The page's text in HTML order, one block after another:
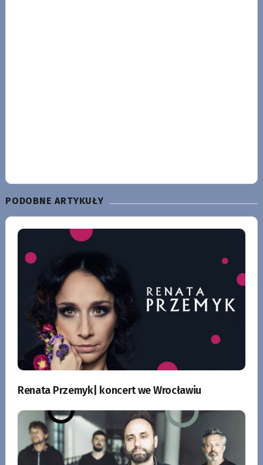
PODOBNE ARTYKUŁY
Renata Przemyk| koncert we Wrocławiu